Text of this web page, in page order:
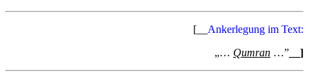
[__ Ankerlegung im Text:
„… Qumran …” __]